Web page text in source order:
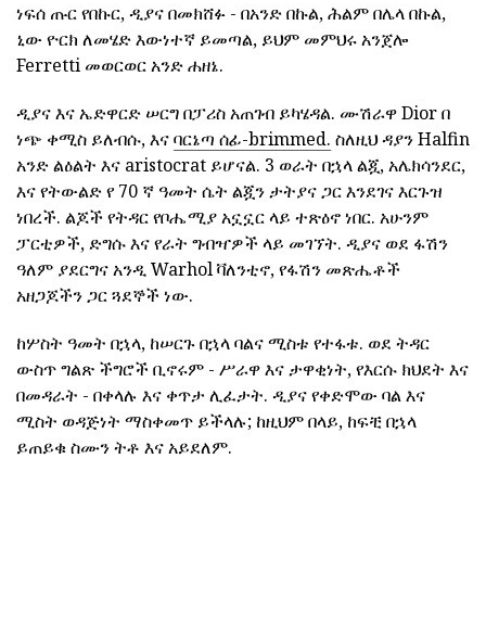
ነፍሰ ጡር የበኩር, ዲያና በመክሸፉ - በአንድ በኩል, ሕልም በሌላ በኩል,
ኒው ዮርክ ለመሄድ እውነተኛ ይመጣል, ይህም መምህሩ አንጀሎ
Ferretti መወርወር አንድ ሐዘኔ.
ዲያና እና ኤድዋርድ ሠርግ በፓሪስ አጠገብ ይካሄዳል. ሙሽራዋ Dior በ
ነጭ ቀሚስ ይለብሱ, እናባርኔጣ ሰፊ-brimmed. ስለዚህ ዳያን Halfin
አንድ ልዕልት እና aristocrat ይሆናል. 3 ወራት በኋላ ልጇ, አሌክሳንደር,
እና የትውልድ የ 70 ኛ ዓመት ሴት ልጇን ታትያና ጋር እንደገና እርጉዝ
ነበረች. ልጆች የትዳር የቦሔሚያ አኗኗር ላይ ተጽዕኖ ነበር. አሁንም
ፓርቲዎች, ድግሱ እና የራት ግብዣዎች ላይ መገኘት. ዲያና ወደ ፋሽን
ዓለም ያደርግና አንዲ Warhol ቫለንቲኖ, የፋሽን መጽሔቶች
አዘጋጆችን ጋር ጓደኞች ነው.
ከሦስት ዓመት በኋላ, ከሠርጉ በኋላ ባልና ሚስቱ የተፋቱ. ወደ ትዳር
ውስጥ ግልጽ ችግሮች ቢኖሩም - ሥራዋ እና ታዋቂነት, የእርሱ ክህደት እና
በመዳራት - በቀላሉ እና ቀጥታ ሊፈታት. ዲያና የቀድሞው ባል እና
ሚስት ወዳጅነት ማስቀመጥ ይችላሉ; ከዚህም በላይ, ከፍቺ በኋላ
ይጠይቁ ስሙን ትቶ እና አይደለም.